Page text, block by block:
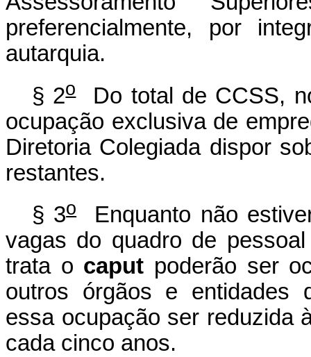
preferencialmente, por
autarquia.
§ 2oDo total de CCSS,
ocupação exclusiva de
Diretoria Colegiada dispor
restantes.
§ 3oEnquanto não
vagas do quadro de
trata o caput poderão ser
outros órgãos e entidades
essa ocupação ser reduzida
cada cinco anos.